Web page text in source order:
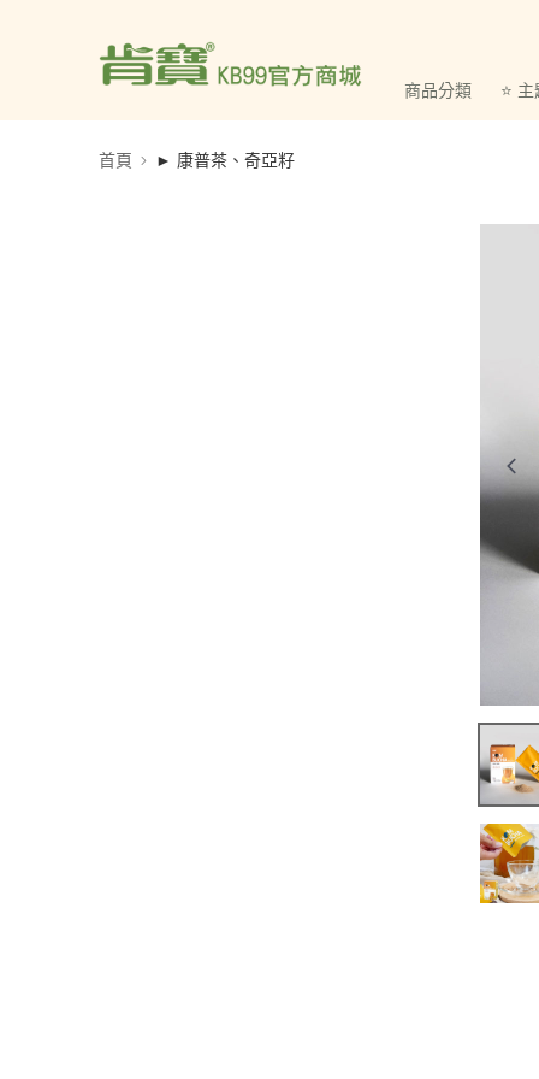
商品分類 ⭐
首頁 ► 康普茶、奇亞籽